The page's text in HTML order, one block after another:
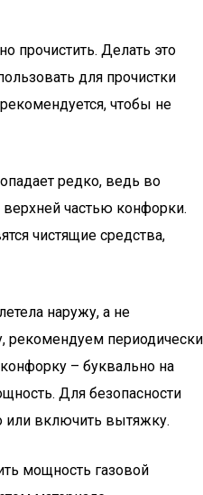
прочистить. Делать это
для прочистки
чтобы не
редко, ведь во
частью конфорки.
чистящие средства,
наружу, а не
рекомендуем периодически
– буквально на
Для безопасности
или включить вытяжку.
мощность газовой